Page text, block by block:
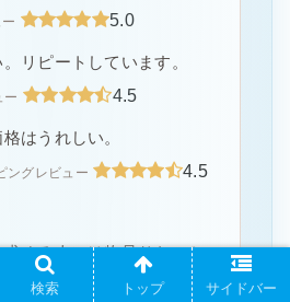
5.0
リピートしています。
ー 4.5
はうれしい。
ングレビュー 4.5
める人には物足りないか
検索 トップ サイドバー